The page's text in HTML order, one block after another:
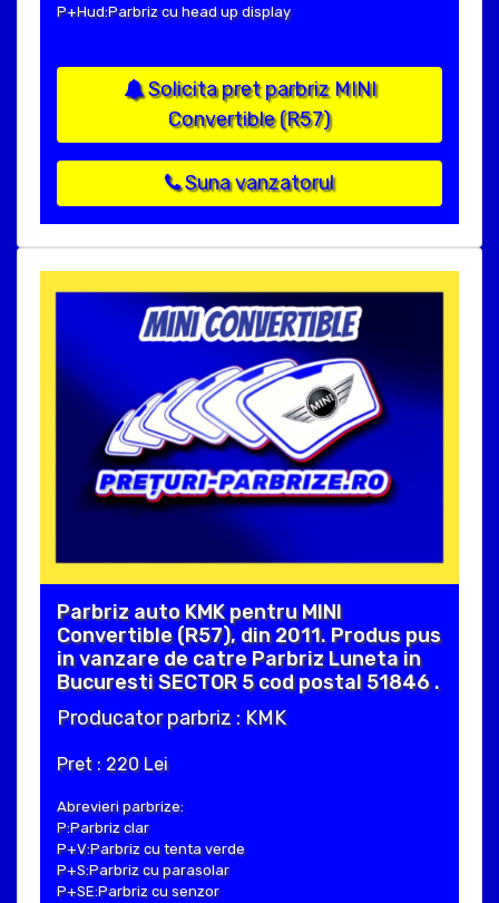
P+Hud:Parbriz cu head up display
Solicita pret parbriz MINI
Convertible (R57)
Suna vanzatorul
Parbriz auto KMK pentru MINI
Convertible (R57), din 2011. Produs pus
in vanzare de catre Parbriz Luneta in
Bucuresti SECTOR 5 cod postal 51846 .
Producator parbriz : KMK
Pret : 220 Lei
Abrevieri parbrize:
P:Parbriz clar
P+V:Parbriz cu tenta verde
P+S:Parbriz cu parasolar
P+SE:Parbriz cu senzor